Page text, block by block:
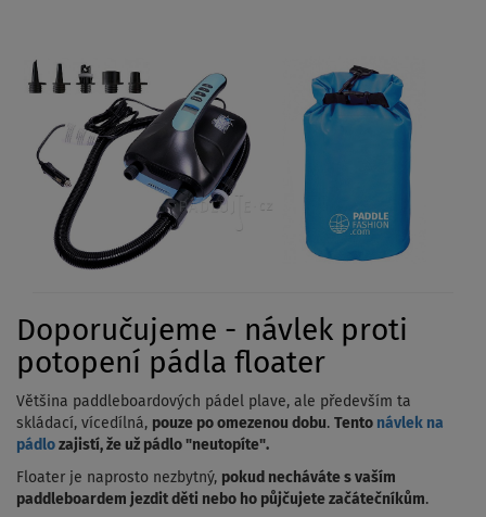
Doporučujeme - návlek proti
potopení pádla floater
Většina paddleboardových pádel plave, ale především ta
skládací, vícedílná, pouze po omezenou dobu. Tento návlek na
pádlo zajistí, že už pádlo "neutopíte".
Floater je naprosto nezbytný, pokud necháváte s vaším
paddleboardem jezdit děti nebo ho půjčujete začátečníkům.